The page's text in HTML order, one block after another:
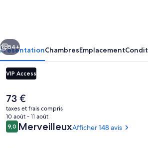
Suivant
54+
PrésentationChambresEmplacement
VIP Access
Le
prix
actuel
est
de
73 €
taxes et frais compris
10 août - 11 août
Avis
voyageurs
9,09,0 sur 10
MerveilleuxAfficher 148 avis